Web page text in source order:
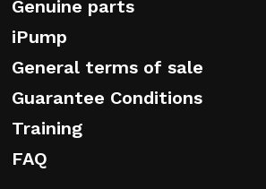
Genuine parts
iPump
General terms of sale
Guarantee Conditions
Training
FAQ